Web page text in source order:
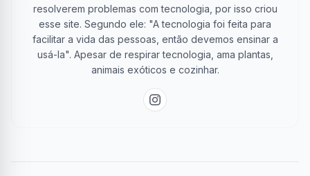
resolverem problemas com tecnologia, por isso criou
esse site. Segundo ele: "A tecnologia foi feita para
facilitar a vida das pessoas, então devemos ensinar a
usá-la". Apesar de respirar tecnologia, ama plantas,
animais exóticos e cozinhar.